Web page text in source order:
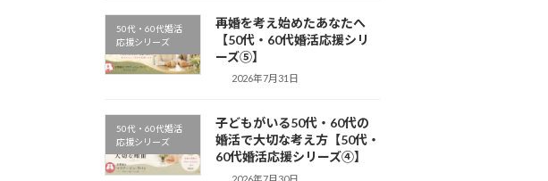
50代・60代婚活
応援シリーズ
再婚を考え始めたあなたへ
【50代・60代婚活応援シリ
ーズ⑤】
2026年7月31日
50代・60代婚活
応援シリーズ
子どもがいる50代・60代の
婚活で大切な考え方【50代・
60代婚活応援シリーズ④】
2026年7月30日